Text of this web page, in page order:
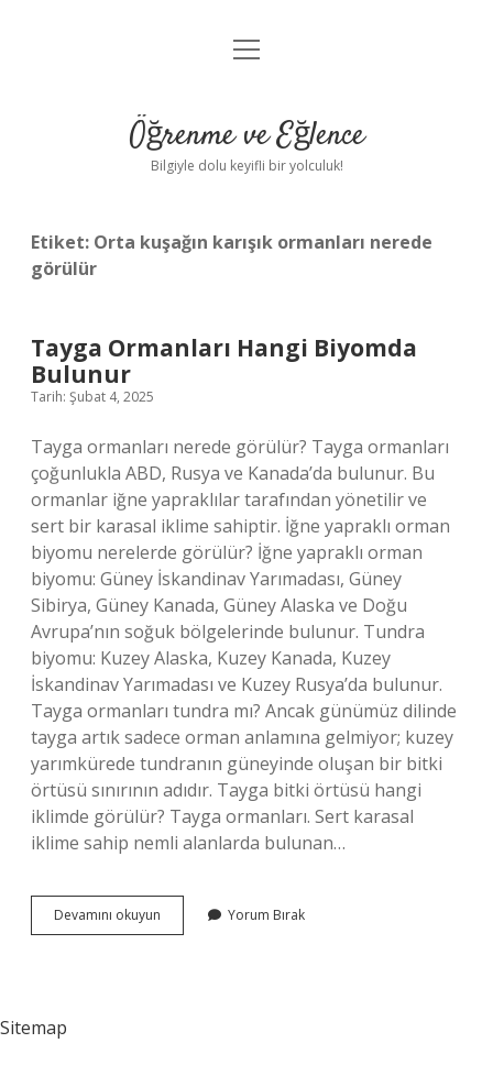
Anasayfa
Yasal Uyarı
menüyü
Öğrenme ve Eğlence
Bilgiyle dolu keyifli bir yolculuk!
Etiket: Orta kuşağın karışık ormanları nerede
görülür
Tayga Ormanları Hangi Biyomda
Bulunur
Tarih: Şubat 4, 2025
Tayga ormanları nerede görülür? Tayga ormanları
çoğunlukla ABD, Rusya ve Kanada’da bulunur. Bu
ormanlar iğne yapraklılar tarafından yönetilir ve
sert bir karasal iklime sahiptir. İğne yapraklı orman
biyomu nerelerde görülür? İğne yapraklı orman
biyomu: Güney İskandinav Yarımadası, Güney
Sibirya, Güney Kanada, Güney Alaska ve Doğu
Avrupa’nın soğuk bölgelerinde bulunur. Tundra
biyomu: Kuzey Alaska, Kuzey Kanada, Kuzey
İskandinav Yarımadası ve Kuzey Rusya’da bulunur.
Tayga ormanları tundra mı? Ancak günümüz dilinde
tayga artık sadece orman anlamına gelmiyor; kuzey
yarımkürede tundranın güneyinde oluşan bir bitki
örtüsü sınırının adıdır. Tayga bitki örtüsü hangi
iklimde görülür? Tayga ormanları. Sert karasal
iklime sahip nemli alanlarda bulunan…
Devamını okuyun
Ormanları
Yorum Bırak
Sitemap